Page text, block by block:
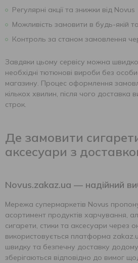
Регулярні акції та знижки від Novus
Можливість замовити в будь-якій
Контроль за станом замовлення
Завдяки цьому сервісу можна
необхідні тютюнові вироби без
магазину. Процес оформлення
кількох хвилин, після чого доставка
строк.
Де замовити
аксесуари з
Novus.zakaz.ua — надійний
Мережа супермаркетів Novus
асортимент продуктів харчування,
сигарети, стики та аксесуари через
використовується платформа
швидку та безпечну доставку
зберігаються відповідно до вимог